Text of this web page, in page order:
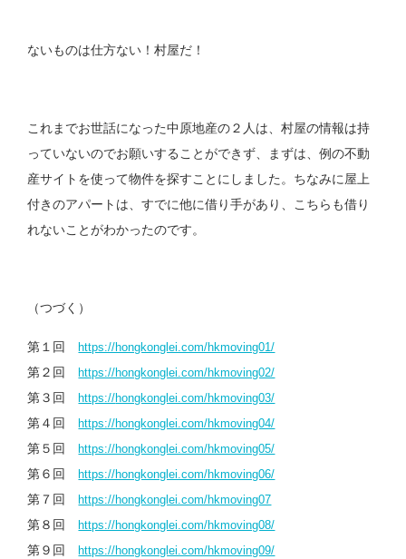
ないものは仕方ない！村屋だ！
これまでお世話になった中原地産の２人は、村屋の情報は持
っていないのでお願いすることができず、まずは、例の不動
産サイトを使って物件を探すことにしました。ちなみに屋上
付きのアパートは、すでに他に借り手があり、こちらも借り
れないことがわかったのです。
（つづく）
第１回https://hongkonglei.com/hkmoving01/
第２回https://hongkonglei.com/hkmoving02/
第３回https://hongkonglei.com/hkmoving03/
第４回https://hongkonglei.com/hkmoving04/
第５回https://hongkonglei.com/hkmoving05/
第６回https://hongkonglei.com/hkmoving06/
第７回https://hongkonglei.com/hkmoving07
第８回https://hongkonglei.com/hkmoving08/
第９回https://hongkonglei.com/hkmoving09/